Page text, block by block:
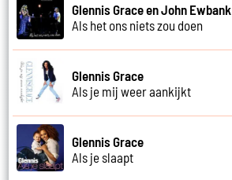
Glennis Grace en John Ewbank
Als het ons niets zou doen
Glennis Grace
Als je mij weer aankijkt
Glennis Grace
Als je slaapt